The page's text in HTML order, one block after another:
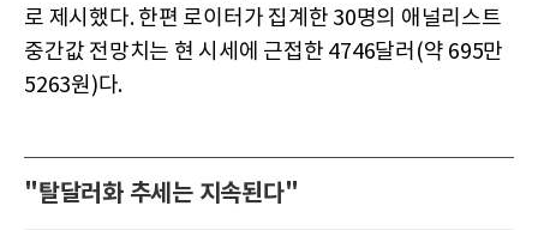
로 제시했다. 한편 로이터가 집계한 30명의 애널리스트
중간값 전망치는 현 시세에 근접한 4746달러(약 695만
5263원)다.
"탈달러화 추세는 지속된다"